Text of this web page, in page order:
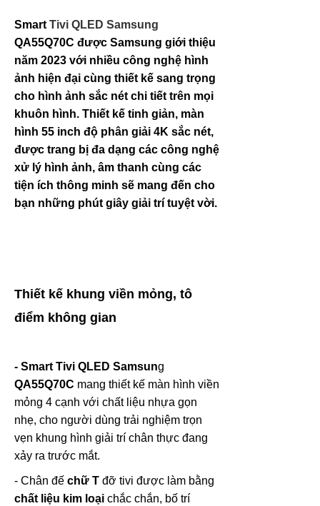
Smart Tivi QLED Samsung
QA55Q70C được Samsung giới thiệu
năm 2023 với nhiều công nghệ hình
ảnh hiện đại cùng thiết kế sang trọng
cho hình ảnh sắc nét chi tiết trên mọi
khuôn hình. Thiết kế tinh giản, màn
hình 55 inch độ phân giải 4K sắc nét,
được trang bị đa dạng các cô​ng nghệ
xử lý hình ảnh, âm thanh cùng các
tiện ích thông minh sẽ mang đến cho
bạn những phút giây giải trí tuyệt vời.
Thiết kế khung viền mỏng, tô
điểm không gian
- Smart Tivi QLED Samsung
QA55Q70C mang thiết kế màn hình viền
mỏng 4 cạnh với chất liệu nhựa gọn
nhẹ, cho người dùng trải nghiệm trọn
vẹn khung hình giải trí chân thực đang
xảy ra trước mắt.
- Chân đế chữ T đỡ tivi được làm bằng
chất liệu kim loại chắc chắn, bố trí